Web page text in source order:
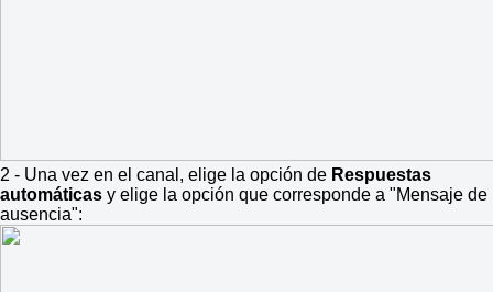
2 - Una vez en el canal, elige la opción de Respuestas
automáticas y elige la opción que corresponde a "Mensaje de
ausencia":